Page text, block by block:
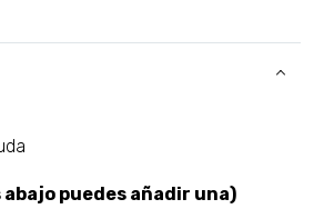
abajo puedes añadir una)